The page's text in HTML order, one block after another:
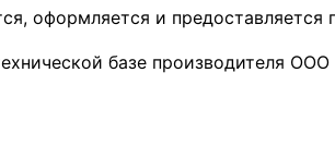
оформляется и предоставляется
базе производителя